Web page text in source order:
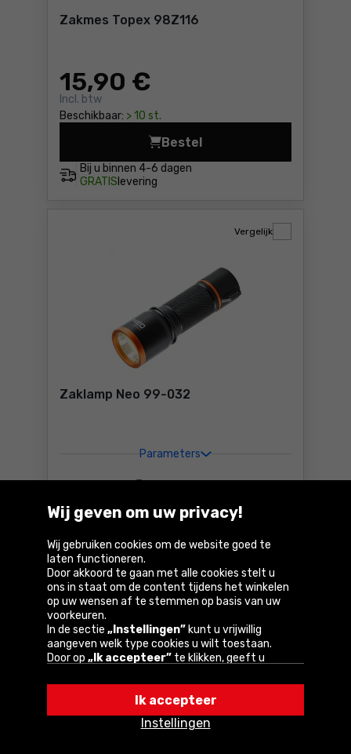
Zakmes Topex 98Z116
15,90 €
Incl. btw
Beschikbaar: > 10 st.
Bij u binnen 4-6 dagen
GRATIS levering
Bestel
Zakmes Topex 98Z116 Prijs
Zaklamp Neo 99-032
Parameters
17,23 €
Incl. btw
Beschikbaar:
Vergelijk
Bij u binnen4-6 dagen
GRATISlevering
BestelZaklamp Neo 99-032 Prijs
Vergelijk
Wij geven om uw privacy!
Wij gebruiken cookies om de website goed te
laten functioneren.
Door akkoord te gaan met alle cookies stelt u
ons in staat om de content tijdens het winkelen
op uw wensen af te stemmen op basis van uw
voorkeuren.
In de sectie „Instellingen” kunt u vrijwillig
aangeven welk type cookies u wilt toestaan.
Door op „Ik accepteer” te klikken, geeft u
volgens de instellingen van uw browser.
U kunt uw keuze te allen tijde wijzigen door op
„Instellingen”in het cookiebeleid te klikken.
Een van onze partners is Google.
Instellingen
Ik accepteer